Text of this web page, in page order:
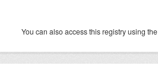
You can also access this registry using the